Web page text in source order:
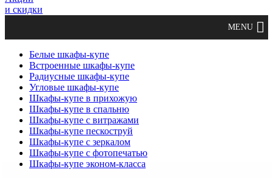
и скидки
Белые шкафы-купе
Встроенные шкафы-купе
Радиусные шкафы-купе
Угловые шкафы-купе
Шкафы-купе в прихожую
Шкафы-купе в спальню
Шкафы-купе с витражами
Шкафы-купе пескоструй
Шкафы-купе с зеркалом
Шкафы-купе с фотопечатью
Шкафы-купе эконом-класса